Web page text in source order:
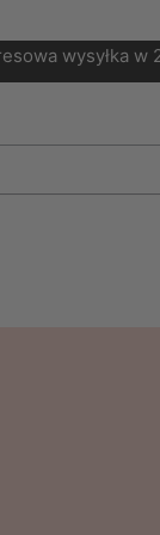
wysyłka w